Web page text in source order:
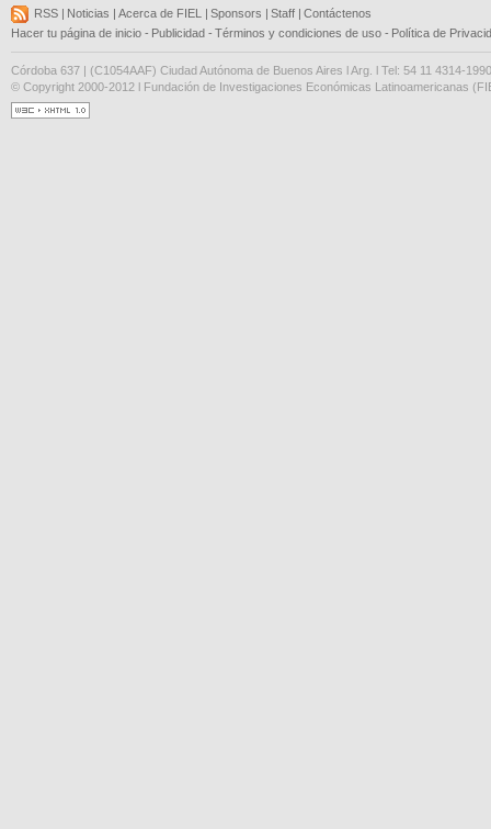
RSS | Noticias | Acerca de FIEL | Sponsors | Staff | Contáctenos
Hacer tu página de inicio - Publicidad - Términos y condiciones de uso - Política de
Córdoba 637 | (C1054AAF) Ciudad Autónoma de Buenos Aires l Arg. l Tel: 54 11 4314-1990
© Copyright 2000-2012 l Fundación de Investigaciones Económicas Latinoamericanas